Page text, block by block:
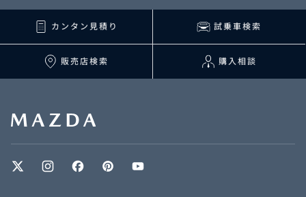
カンタン見積り 試乗車検索
販売店検索 購入相談